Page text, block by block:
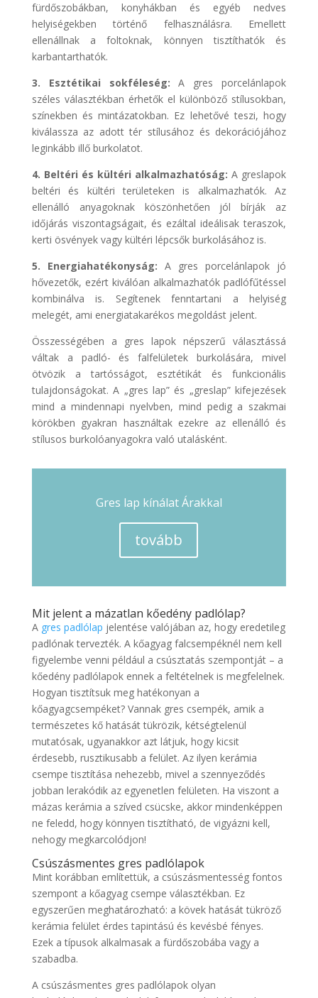
fürdőszobákban, konyhákban és egyéb nedves
helyiségekben történő felhasználásra. Emellett
ellenállnak a foltoknak, könnyen tisztíthatók és
karbantarthatók.
3. Esztétikai sokféleség: A gres porcelánlapok
széles választékban érhetők el különböző stílusokban,
színekben és mintázatokban. Ez lehetővé teszi, hogy
kiválassza az adott tér stílusához és dekorációjához
leginkább illő burkolatot.
4. Beltéri és kültéri alkalmazhatóság: A greslapok
beltéri és kültéri területeken is alkalmazhatók. Az
ellenálló anyagoknak köszönhetően jól bírják az
időjárás viszontagságait, és ezáltal ideálisak teraszok,
kerti ösvények vagy kültéri lépcsők burkolásához is.
5. Energiahatékonyság: A gres porcelánlapok jó
hővezetők, ezért kiválóan alkalmazhatók padlófűtéssel
kombinálva is. Segítenek fenntartani a helyiség
melegét, ami energiatakarékos megoldást jelent.
Összességében a gres lapok népszerű választássá
váltak a padló- és falfelületek burkolására, mivel
ötvözik a tartósságot, esztétikát és funkcionális
tulajdonságokat. A „gres lap” és „greslap” kifejezések
mind a mindennapi nyelvben, mind pedig a szakmai
körökben gyakran használtak ezekre az ellenálló és
stílusos burkolóanyagokra való utalásként.
Gres lap kínálat Árakkal
tovább
Mit jelent a mázatlan kőedény padlólap?
A gres padlólap jelentése valójában az, hogy eredetileg
padlónak tervezték. A kőagyag falcsempéknél nem kell
figyelembe venni például a csúsztatás szempontját – a
kőedény padlólapok ennek a feltételnek is megfelelnek.
Hogyan tisztítsuk meg hatékonyan a
kőagyagcsempéket? Vannak gres csempék, amik a
természetes kő hatását tükrözik, kétségtelenül
mutatósak, ugyanakkor azt látjuk, hogy kicsit
érdesebb, rusztikusabb a felület. Az ilyen kerámia
csempe tisztítása nehezebb, mivel a szennyeződés
jobban lerakódik az egyenetlen felületen. Ha viszont a
mázas kerámia a szíved csücske, akkor mindenképpen
ne feledd, hogy könnyen tisztítható, de vigyázni kell,
nehogy megkarcolódjon!
Csúszásmentes gres padlólapok
Mint korábban említettük, a csúszásmentesség fontos
szempont a kőagyag csempe választékban. Ez
egyszerűen meghatározható: a kövek hatását tükröző
kerámia felület érdes tapintású és kevésbé fényes.
Ezek a típusok alkalmasak a fürdőszobába vagy a
szabadba.
A csúszásmentes gres padlólapok olyan